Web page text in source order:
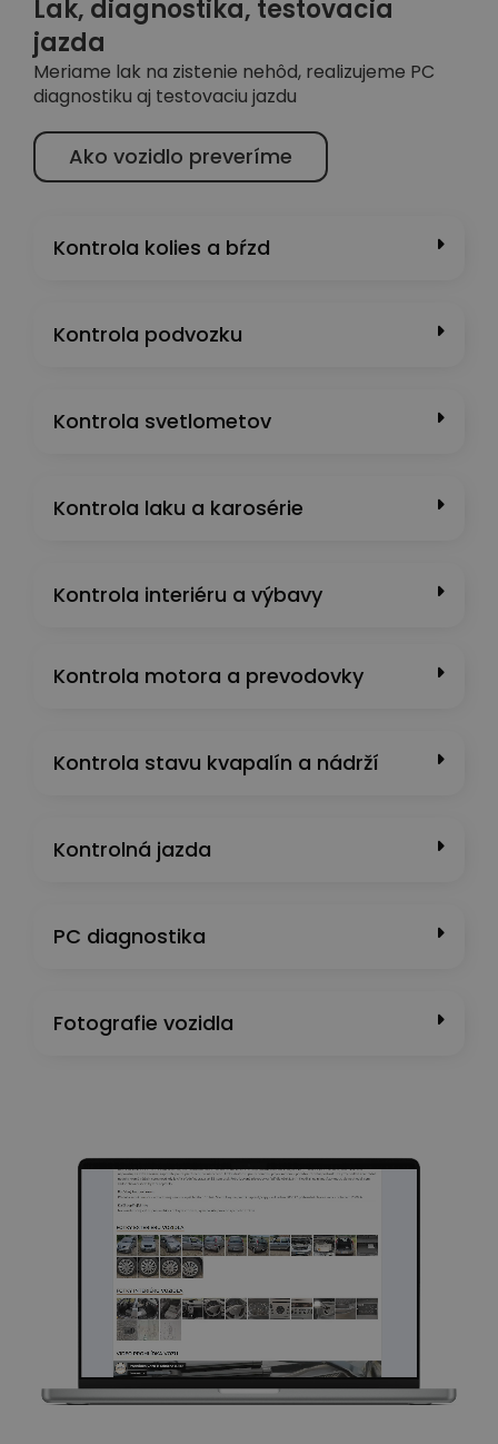
Lak, diagnostika, testovacia
jazda
Meriame lak na zistenie nehôd, realizujeme PC
diagnostiku aj testovaciu jazdu
Ako vozidlo preveríme
Kontrola kolies a bŕzd
Kontrola podvozku
Kontrola svetlometov
Kontrola laku a karosérie
Kontrola interiéru a výbavy
Kontrola motora a prevodovky
Kontrola stavu kvapalín a nádrží
Kontrolná jazda
PC diagnostika
Fotografie vozidla